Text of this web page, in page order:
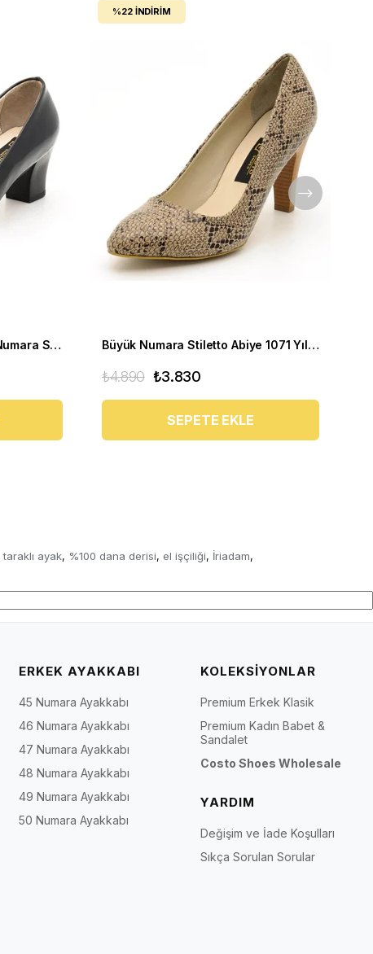
Kısa Topuklu Abiye Büyük Numara Stiletto 1023 Siyah Büyük Numara Stiletto Abiye 1071 Yılan Baskı
₺3.830
₺4.890
SEPETE EKLE
%22 İNDIRIM
taraklı ayak, %100 dana derisi, el işçiliği, İriadam,
ERKEK AYAKKABI
45 Numara Ayakkabı
46 Numara Ayakkabı
47 Numara Ayakkabı
48 Numara Ayakkabı
49 Numara Ayakkabı
50 Numara Ayakkabı
KOLEKSİYONLAR
Premium Erkek Klasik
Premium Kadın Babet &
Sandalet
Costo Shoes Wholesale
YARDIM
Değişim ve İade Koşulları
Sıkça Sorulan Sorular